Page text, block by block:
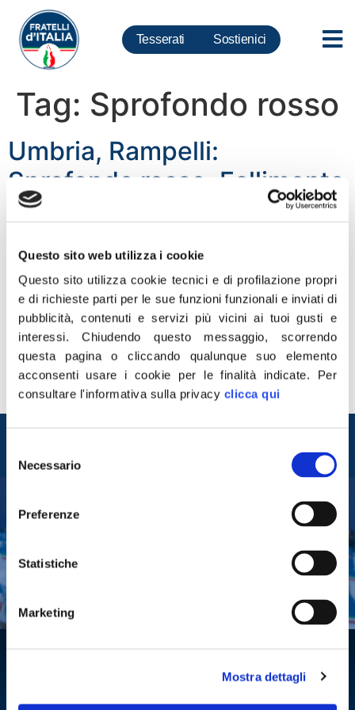
Questo sito web utilizza i cookie
Questo sito utilizza cookie tecnici e di profilazione propri
e di richieste parti per le sue funzioni funzionali e inviati di
pubblicità, contenuti e servizi più vicini ai tuoi gusti e
interessi.Chiudendo questo messaggio, scorrendo
questa pagina o cliccando qualunque suo elemento
acconsenti usare i cookie per le finalità indicate. Per
consultare l'informativa sulla privacy clicca qui
delNecessario
Preferenze
Statistiche
Marketing
Mostra dettagli
Tesserati Sostienici
Tag: Sprofondo rosso
Umbria, Rampelli:
Sprofondo rosso. Fallimento
Zingaretti-Di Maio, Governo
“Percentuale imbarazzante in favore del centrodestra,
vittoria che racconta la fine di un’egemonia nelle regioni
rosse, tutte ormai contenibili. Che rappresenta la
conquista della democrazia dell’alternanza per 800 mila
umbri, dopo decenni di odiosa egemonia. Fallisce
l’alleanza Pd-M5S e falliscono i due capi Zingaretti e Di
Maio, bocciato il tradimento del Conte bis e la […]